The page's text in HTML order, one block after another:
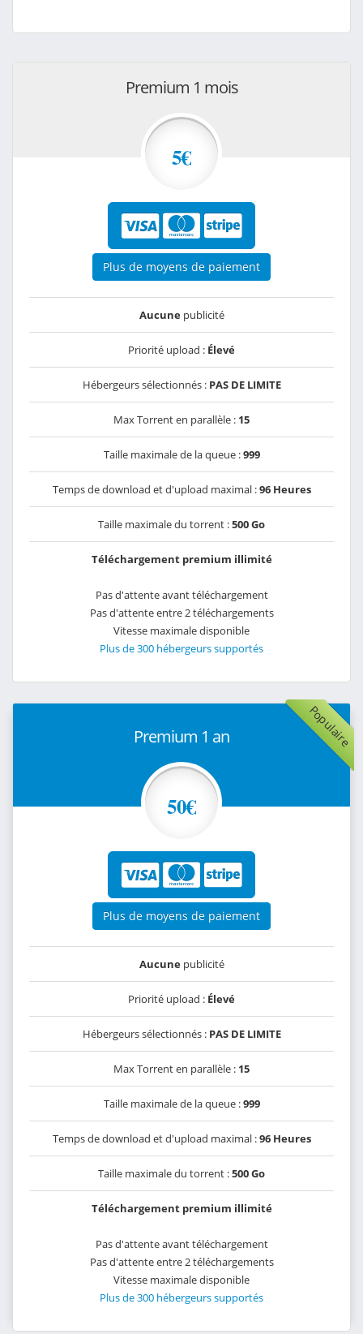
Premium 1 mois
5€
Plus de moyens de paiement
Aucunepublicité
Priorité upload : Élevé
Hébergeurs sélectionnés : PAS DE LIMITE
Max Torrent en parallèle : 15
Taille maximale de la queue :999
Temps de download et d'upload maximal :96 Heures
Taille maximale du torrent :500 Go
Téléchargement premium illimité
Pas d'attente avant téléchargement
Pas d'attente entre 2 téléchargements
Vitesse maximale disponible
Plus de 300 hébergeurs supportés
Populaire
Premium 1 an
50€
Plus de moyens de paiement
Aucunepublicité
Priorité upload : Élevé
Hébergeurs sélectionnés : PAS DE LIMITE
Max Torrent en parallèle : 15
Taille maximale de la queue :999
Temps de download et d'upload maximal :96 Heures
Taille maximale du torrent :500 Go
Téléchargement premium illimité
Pas d'attente avant téléchargement
Pas d'attente entre 2 téléchargements
Vitesse maximale disponible
Plus de 300 hébergeurs supportés